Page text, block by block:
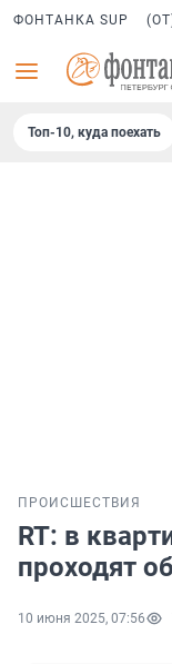
ФОНТАНКА SUP
Топ-10, куда поехать
ПРОИСШЕСТВИЯ
RT: в
проходят
10 июня 2025, 07:56